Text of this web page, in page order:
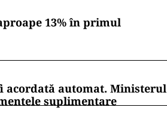
13% în primul
acordată automat. Ministerul
suplimentare